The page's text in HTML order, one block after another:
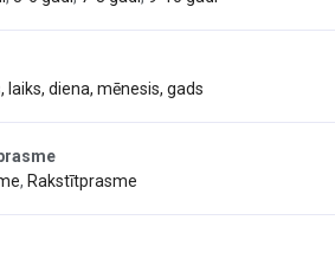
laiks, diena, mēnesis, gads
, Rakstītprasme